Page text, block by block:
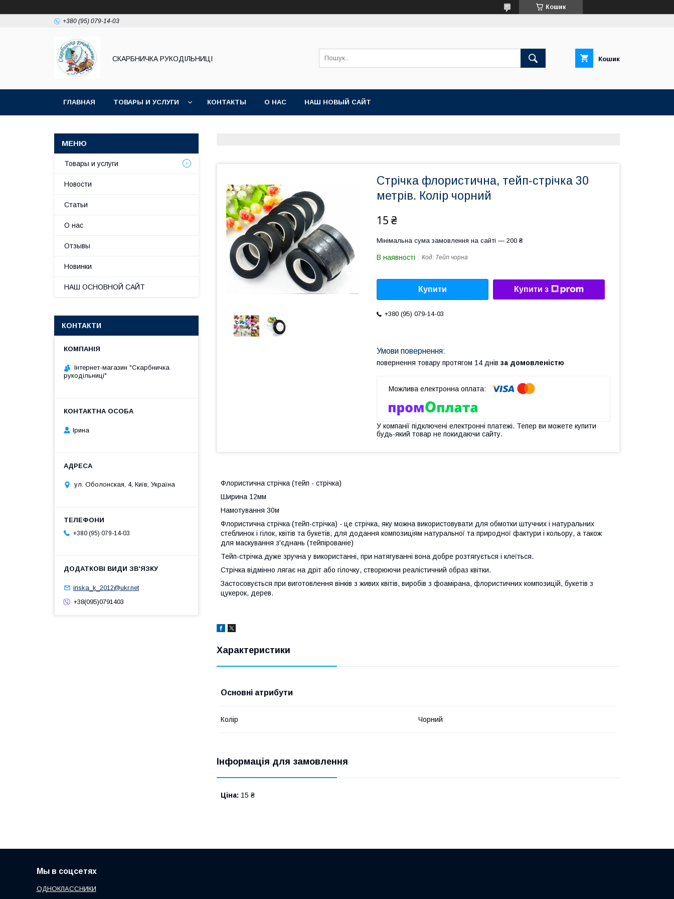
Кошик
+380 (95) 079-14-03
СКАРБНИЧКА РУКОДІЛЬНИЦІ Кошик
ГЛАВНАЯ ТОВАРЫ И УСЛУГИ КОНТАКТЫ О НАС НАШ НОВЫЙ САЙТ
Стрічка флористична, тейп-стрічка 30
метрів. Колір чорний
15 ₴
Мінімальна сума замовлення на сайті — 200 ₴
В наявності Код: Тейп чорна
Купити Купити з
+380 (95) 079-14-03
повернення товару протягом 14 днів за домовленістю
У компанії підключені електронні платежі. Тепер ви можете купити
будь-який товар не покидаючи сайту.
Флористична стрічка (тейп - стрічка)
Ширина 12мм
Намотування 30м
Флористична стрічка (тейп-стрічка) - це стрічка, яку можна використовувати для обмотки штучних і натуральних
стеблинок і гілок, квітів та букетів, для додання композиціям натуральної та природної фактури і кольору, а також
для маскування з'єднань (тейпірованіе)
Тейп-стрічка дуже зручна у використанні, при натягуванні вона добре розтягується і клеїться.
Стрічка відмінно лягає на дріт або гілочку, створюючи реалістичний образ квітки.
Застосовується при виготовлення вінків з живих квітів, виробів з фоамірана, флористичних композицій, букетів з
цукерок, дерев.
Характеристики
Основні атрибути
Колір Чорний
Інформація для замовлення
Ціна: 15 ₴
Товары и услуги
Новости
Статьи
О нас
Отзывы
Новинки
НАШ ОСНОВНОЙ САЙТ
КОНТАКТИ
Інтернет-магазин "Скарбничка
рукодільниці"
Ірина
ул. Оболонская, 4, Київ, Україна
+380 (95) 079-14-03
iriska_k_2012@ukr.net
+38(095)0791403
Мы в соцсетях
ОДНОКЛАССНИКИ